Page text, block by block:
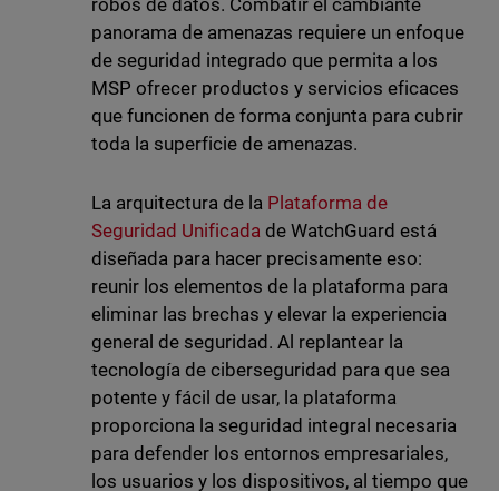
robos de datos. Combatir el cambiante
panorama de amenazas requiere un enfoque
de seguridad integrado que permita a los
MSP ofrecer productos y servicios eficaces
que funcionen de forma conjunta para cubrir
toda la superficie de amenazas.
La arquitectura de la Plataforma de
Seguridad Unificadade WatchGuard está
diseñada para hacer precisamente eso:
reunir los elementos de la plataforma para
eliminar las brechas y elevar la experiencia
general de seguridad. Al replantear la
tecnología de ciberseguridad para que sea
potente y fácil de usar, la plataforma
proporciona la seguridad integral necesaria
para defender los entornos empresariales,
los usuarios y los dispositivos, al tiempo que